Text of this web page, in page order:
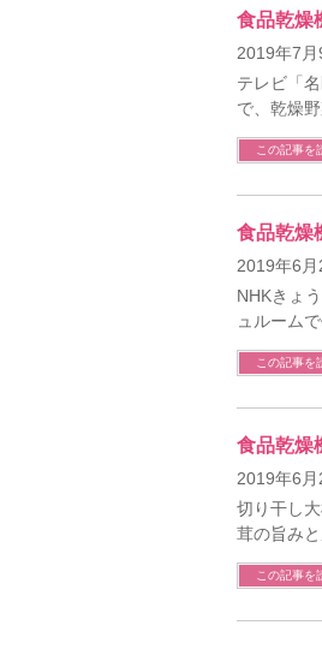
食品乾燥
2019年7月
テレビ「
で、乾燥
この記事を
食品乾燥
2019年6月
NHKきょ
ュルーム
この記事を
食品乾燥
2019年6月
切り干し
茸の旨み
この記事を